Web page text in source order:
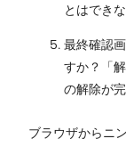
とはでき
最終確認
すか？「
の解除が完
ブラウザからニ